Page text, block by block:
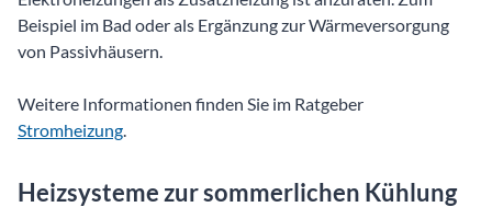
Beispiel im Bad oder als Ergänzung zur Wärmeversorgung
von Passivhäusern.
Weitere Informationen finden Sie im Ratgeber
Stromheizung
Heizsysteme zur sommerlichen Kühlung